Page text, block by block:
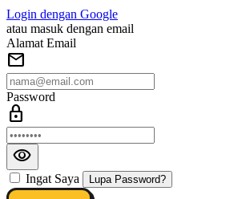
Login dengan Google
atau masuk dengan email
Alamat Email
mail
Password
lock
visibility
Ingat Saya Lupa Password?